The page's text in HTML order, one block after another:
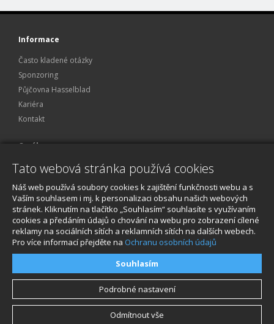
Informace
Často kladené otázky
Sponzoring
Půjčovna Hasselblad
Kariéra
Kontakt
O nákupu
Obchodní podmínky
Reklamace a servis
O nákupu
© 2026, STABLECAM s.r.o
Souhlasím
Podrobné nastavení
Odmítnout vše
Tato webová stránka používá cookies
Náš web používá soubory cookies k zajištění funkčnosti webu a s
Vaším souhlasem i mj. k personalizaci obsahu našich webových
stránek. Kliknutím na tlačítko „Souhlasím“ souhlasíte s využívaním
cookies a předáním údajů o chování na webu pro zobrazení cílené
reklamy na sociálních sítích a reklamních sítích na dalších webech.
Pro více informací přejděte na Ochranu osobních údajů